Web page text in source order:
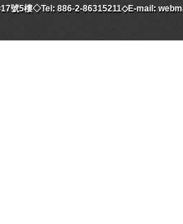
號5樓◇Tel: 886-2-86315211◇E-mail: